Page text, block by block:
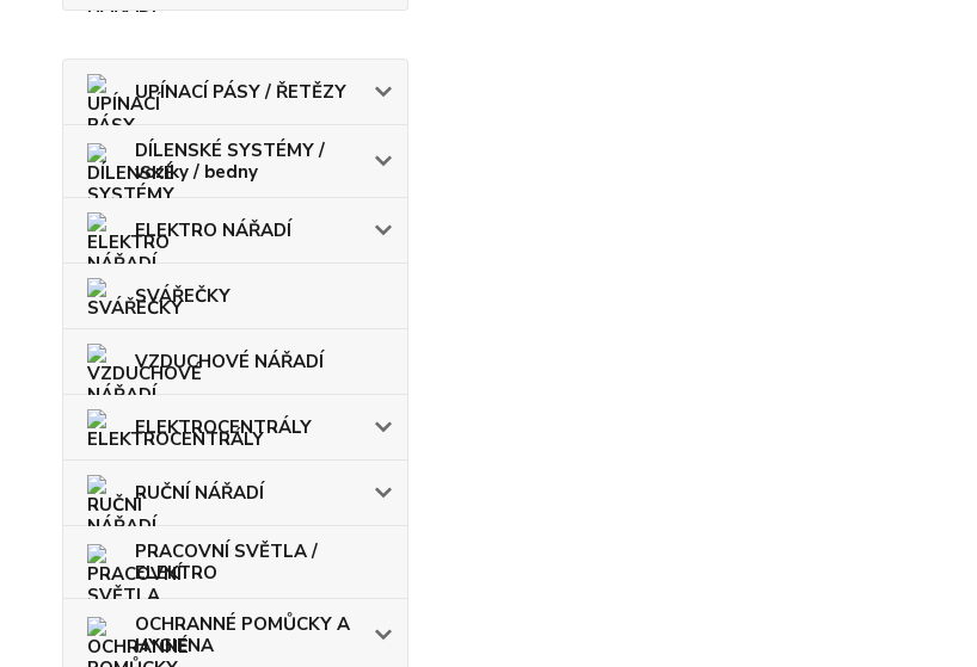
UPÍNACÍ PÁSY / ŘETĚZY
DÍLENSKÉ SYSTÉMY /
vozíky / bedny
ELEKTRO NÁŘADÍ
SVÁŘEČKY
VZDUCHOVÉ NÁŘADÍ
ELEKTROCENTRÁLY
RUČNÍ NÁŘADÍ
PRACOVNÍ SVĚTLA /
ELEKTRO
OCHRANNÉ POMŮCKY A
HYGIENA